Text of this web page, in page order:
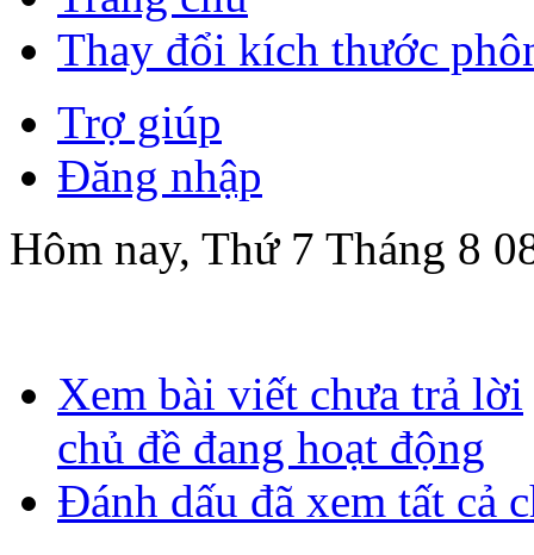
Thay đổi kích thước
Trợ giúp
Đăng nhập
Hôm nay, Thứ 7 Tháng 8
Xem bài viết chưa trả lời
chủ đề đang hoạt động
Đánh dấu đã xem tất cả